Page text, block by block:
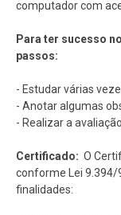
computador com
Para ter sucesso
passos:
- Estudar várias
- Anotar algumas
- Realizar a
Certificado: O
conforme Lei 9.394/
finalidades: